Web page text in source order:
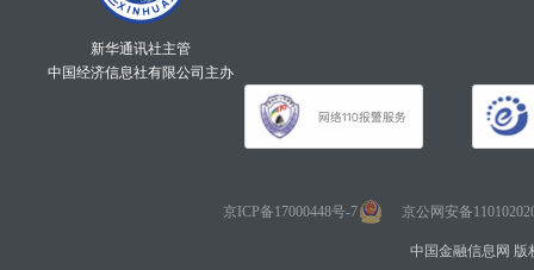
新华通讯社主管
中国经济信息社有限公司主办
京ICP备17000448号-7 京公网安备
中国金融信息网 版